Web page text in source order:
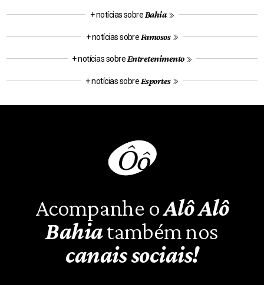
+ notícias sobre Bahia
+ notícias sobre Famosos
+ notícias sobre Entretenimento
+ notícias sobre Esportes
Acompanhe oAlô Alô
Bahiatambém nos
canais sociais!